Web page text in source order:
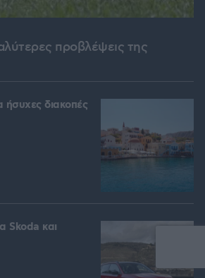
προβλέψεις της
ήσυχες διακοπές
Skoda και